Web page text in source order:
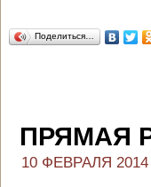
Поделиться…
ПРЯМАЯ
10 ФЕВРАЛЯ 2014